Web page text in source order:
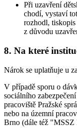
Při uzavření
chodí, vystaví
rozhodl,
z důvodu
8. Na které
Nárok se uplatňuje u
V případě sporu o
sociálního
pracoviště Pražské
nebo na územní
Brno (dále též "MSSZ